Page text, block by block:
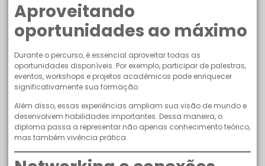
Aproveitando
oportunidades ao máximo
Durante o percurso, é essencial aproveitar todas as
oportunidades disponíveis. Por exemplo, participar de palestras,
eventos, workshops e projetos acadêmicos pode enriquecer
significativamente sua formação.
Além disso, essas experiências ampliam sua visão de mundo e
desenvolvem habilidades importantes. Dessa maneira, o
diploma passa a representar não apenas conhecimento teórico,
mas também vivência prática.